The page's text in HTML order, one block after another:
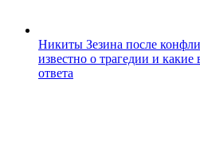
Никиты Зезина после
известно о трагедии и какие
ответа